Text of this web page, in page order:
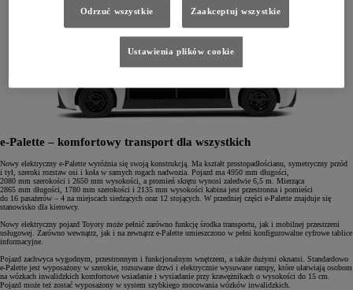
e-Palette – komfortowy transport dla wszystkich
Nowy elektryczny e-Palette wyróżnia się swoją konstrukcją. Ma kształt prostopadłościanu, symetryczny przód
i tył, szeroki rozstaw osi i koła w samych rogach nadwozia. Pojazd ma 4950 mm długości,
2080 mm szerokości i 2650 mm wysokości, a promień skrętu wynosi zaledwie 6,5 m. Mierząca
2865 mm długości, 1780 mm szerokości i 2135 mm wysokości kabina jest przestronna i pomieści
do 16 pasażerów – 4 na miejscach siedzących oraz 12 stojących. W przedniej części e-Palette znajduje się
stanowisko dla kierowcy.
Nowy elektryczny pojazd Toyoty może pełnić zarówno funkcję środka transportu, jak i mobilnej przestrzeni
usługowej. Zarówno wewnątrz, jak i na zewnątrz e-Palette umieszczono w pełni konfigurowalne cyfrowe tablice
informacyjne.
Pojazd zachwyca wygodnym, przestronnym i funkcjonalnym wnętrzem, a także dużymi oknami. Standardowo
e-Palette jest wyposażony w szerokie, rozsuwane drzwi i elektrycznie wysuwane rampy, które ułatwiają osobom
na wózkach inwalidzkich komfortowe wsiadanie i wysiadanie przy krawężnikach o wysokości do 15 cm.
Pojazd może też zostać wyposażony w system szybkiego mocowania wózków inwalidzkich.
Odrzuć wszystkie Zaakceptuj wszystkie
Ustawienia plików cookie